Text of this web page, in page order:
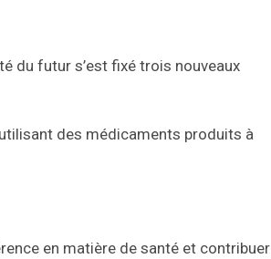
du futur s’est fixé trois nouveaux
des médicaments produits à
en matière de santé et contribuer